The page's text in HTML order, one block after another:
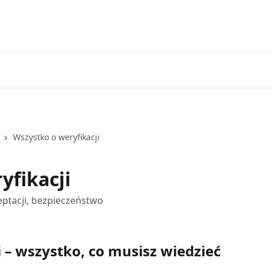
Wszystko o weryfikacji
bezpieczeństwo
wszystko, co musisz wiedzieć